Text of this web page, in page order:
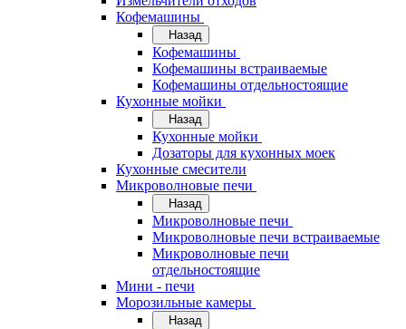
Кофемашины
Назад
Кофемашины
Кофемашины встраиваемые
Кофемашины отдельностоящие
Кухонные мойки
Назад
Кухонные мойки
Дозаторы для кухонных моек
Кухонные смесители
Микроволновые печи
Назад
Микроволновые печи
Микроволновые печи встраиваемые
Микроволновые печи
отдельностоящие
Мини - печи
Морозильные камеры
Назад